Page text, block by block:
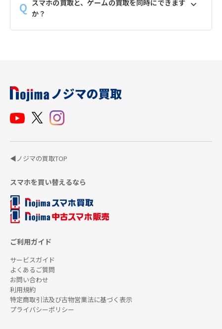
スマホの買取と、ゲームの買取を同時にできます
か？
◀ノジマの買取TOP
スマホを買い替えるなら
ご利用ガイド
サービスガイド
よくあるご質問
お問い合わせ
利用規約
特定商取引法及び古物営業法に基づく表示
プライバシーポリシー